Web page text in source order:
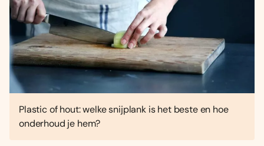
Plastic of hout: welke snijplank is het beste en hoe
onderhoud je hem?